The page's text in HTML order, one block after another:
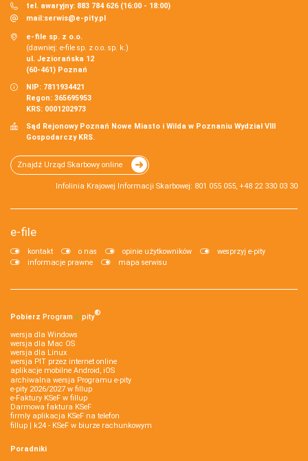
tel. awaryjny: 883 784 626 (16:00 - 18:00)
mail:serwis@e-pity.pl
e-file sp. z o.o.
(dawniej: e-file sp. z o.o. sp. k.)
ul. Jeziorańska 12
(60-461) Poznań
NIP: 7811934421
Regon: 365695953
KRS: 0001202973
Sąd Rejonowy Poznań Nowe Miasto i Wilda w Poznaniu Wydział VIII
Gospodarczy KRS.
Znajdź Urząd Skarbowy online
Infolinia Krajowej Informacji Skarbowej: 801 055 055, +48 22 330 03 30
e-file
kontakt o nas opinie użytkowników
wesprzyj e-pity
informacje prawne
mapa serwisu
Pobierz Program e‑pity®
wersja dla Windows
wersja dla Mac OS
wersja dla Linux
wersja PIT przez internet online
aplikacje mobilne Android, iOS
archiwalna wersja Programu e-pity
e-pity 2026/2027 w fillup
e‑Faktury KSeF w fillup
Darmowa faktura KSeF
firmly aplikacja KSeF na telefon
fillup | k24 - KSeF w biurze rachunkowym
Poradniki